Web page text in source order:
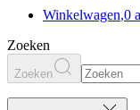
Winkelwagen,0
Zoeken
Zoeken